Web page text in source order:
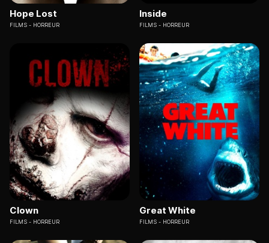
Hope Lost
FILMS HORREUR
Inside
FILMS HORREUR
Clown
FILMS HORREUR
Great White
FILMS HORREUR